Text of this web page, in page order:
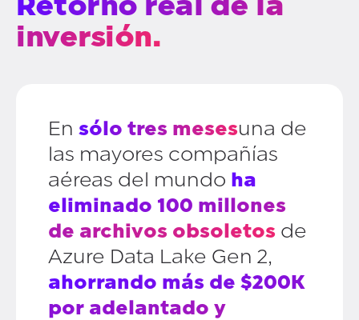
inversión.
En sólo tres mesesuna de
las mayores compañías
aéreas del mundo ha
eliminado 100 millones
de archivos obsoletos de
Azure Data Lake Gen 2,
ahorrando más de $200K
por adelantado y